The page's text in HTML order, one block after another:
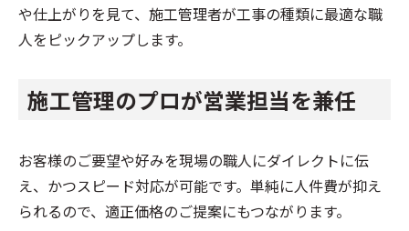
や仕上がりを見て、施工管理者が工事の種類に最適な職
人をピックアップします。
施工管理のプロが営業担当を兼任
お客様のご要望や好みを現場の職人にダイレクトに伝
え、かつスピード対応が可能です。単純に人件費が抑え
られるので、適正価格のご提案にもつながります。